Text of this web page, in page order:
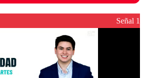
son moderados para garantizar un
diálogo respetuoso.
Señal 1